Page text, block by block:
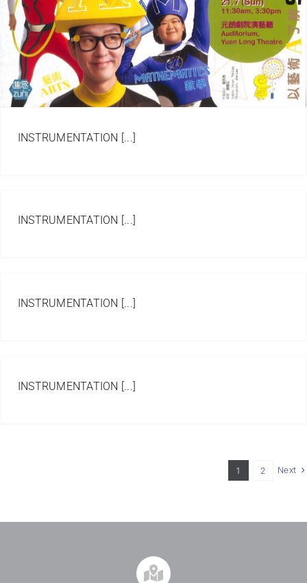
INSTRUMENTATION [...]
INSTRUMENTATION [...]
INSTRUMENTATION [...]
INSTRUMENTATION [...]
1 2 Next